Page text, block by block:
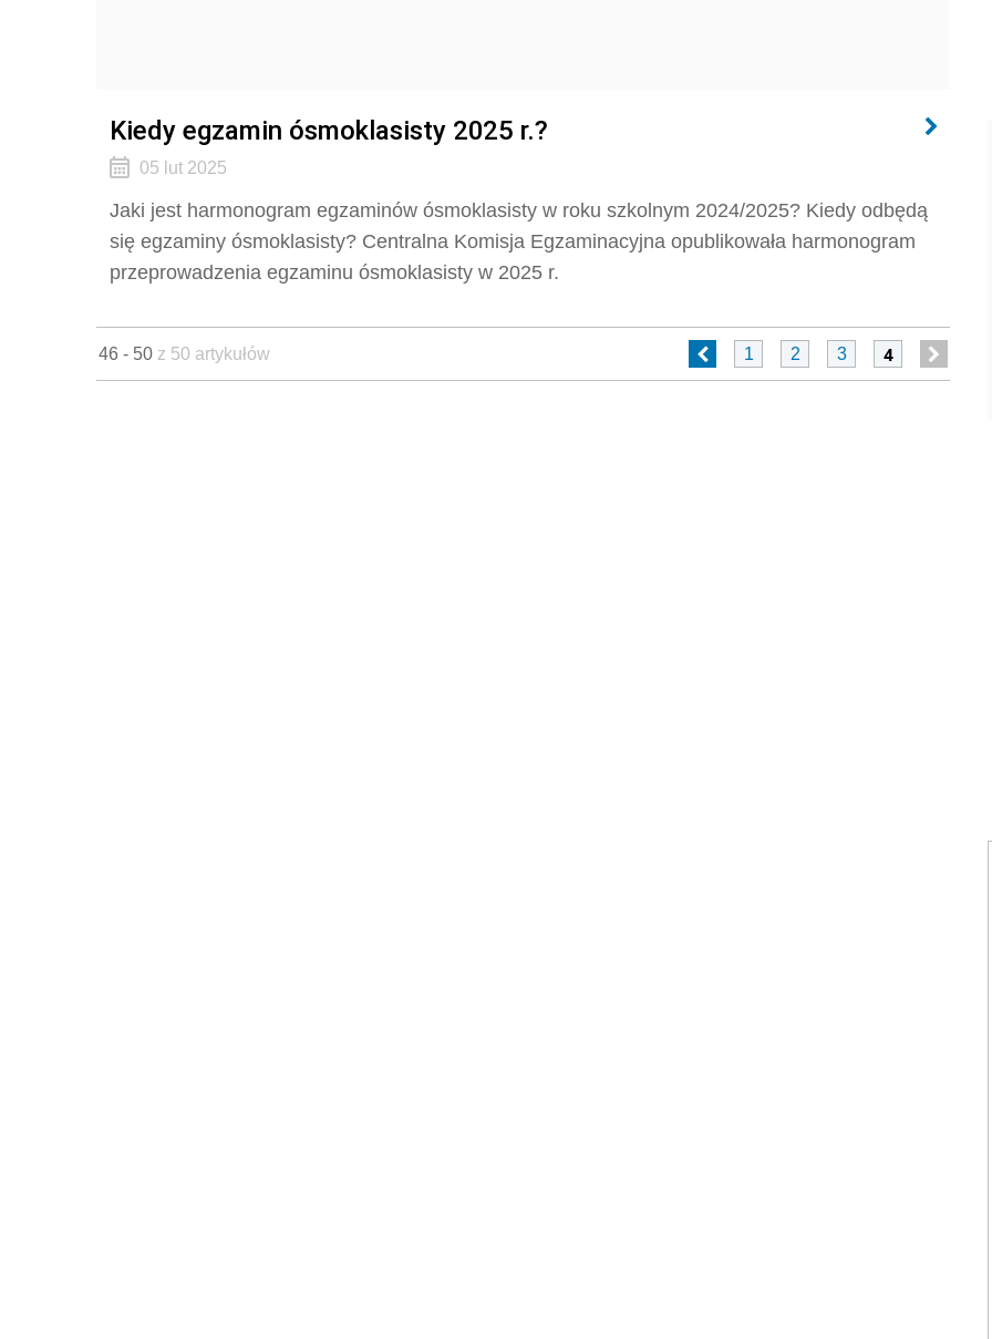
Kiedy egzamin ósmoklasisty 2025 r.?
05 lut 2025
Jaki jest harmonogram egzaminów ósmoklasisty w roku szkolnym 2024/2025? Kiedy odbędą
się egzaminy ósmoklasisty? Centralna Komisja Egzaminacyjna opublikowała harmonogram
przeprowadzenia egzaminu ósmoklasisty w 2025 r.
46 - 50 z 50 artykułów 1 2 3 4